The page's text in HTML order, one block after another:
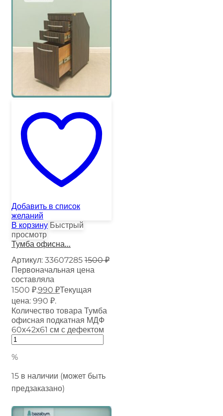
Добавить в список
желаний
В корзину Быстрый
просмотр
Тумба офисна...
Артикул: 33607285 1500₽
Первоначальная цена
составляла
1500 ₽.990 ₽Текущая
цена: 990 ₽.
Количество товара Тумба
офисная подкатная МДФ
60х42х61 см с дефектом
%
15 в наличии (может быть
предзаказано)